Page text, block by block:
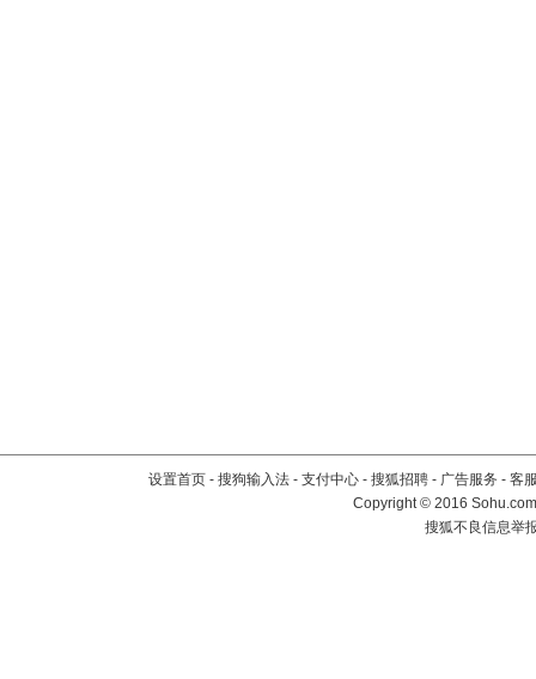
设置首页 - 搜狗输入法 - 支付中心 - 搜狐招聘 - 广告服务 - 客
Copyright©2016
搜狐不良信息举